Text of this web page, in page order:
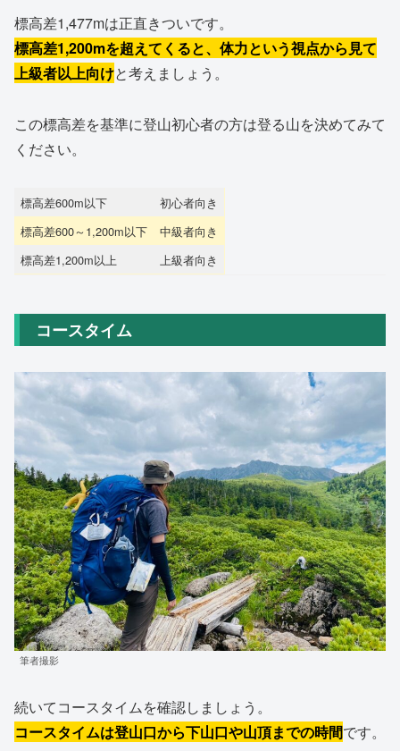
標高差1,477mは正直きついです。
標高差1,200mを超えてくると、体力という視点から見て
上級者以上向けと考えましょう。
この標高差を基準に登山初心者の方は登る山を決めてみて
ください。
標高差600m以下
初心者向き
標高差600～1,200m以下
中級者向き
標高差1,200m以上
上級者向き
コースタイム
筆者撮影
続いてコースタイムを確認しましょう。
コースタイムは登山口から下山口や山頂までの時間です。